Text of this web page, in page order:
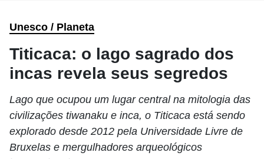
Unesco / Planeta
Titicaca: o lago sagrado dos
incas revela seus segredos
Lago que ocupou um lugar central na mitologia das
civilizações tiwanaku e inca, o Titicaca está sendo
explorado desde 2012 pela Universidade Livre de
Bruxelas e mergulhadores arqueológicos